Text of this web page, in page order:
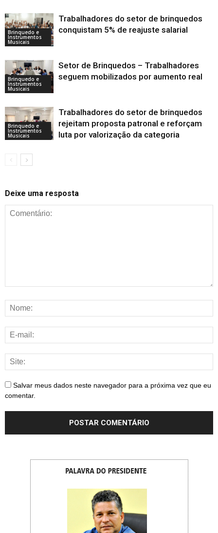
Brinquedo e
Instrumentos
Musicais
Trabalhadores do setor de brinquedos
conquistam 5% de reajuste salarial
Brinquedo e
Instrumentos
Musicais
Setor de Brinquedos – Trabalhadores
seguem mobilizados por aumento real
Brinquedo e
Instrumentos
Musicais
Trabalhadores do setor de brinquedos
rejeitam proposta patronal e reforçam
luta por valorização da categoria
Deixe uma resposta
Salvar meus dados neste navegador para a próxima vez que eu
comentar.